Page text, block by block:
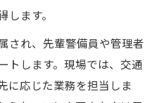
ます。
され、先輩警備員や管理者
トします。現場では、交通
に応じた業務を担当しま